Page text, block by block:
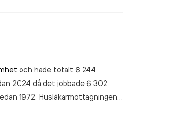
och hade totalt 6 244
2024 då det jobbade 6 302
1972. Husläkarmottagningen